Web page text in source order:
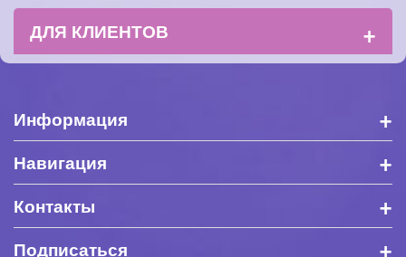
ДЛЯ КЛИЕНТОВ +
Информация +
Навигация +
Контакты +
Подписаться +